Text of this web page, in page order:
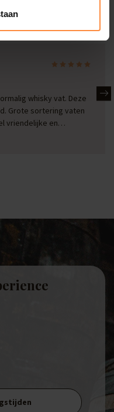
whisky vat. Deze
Grote sortering vaten
vriendelijke en